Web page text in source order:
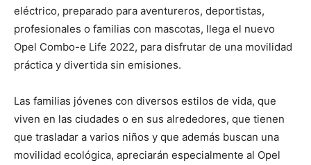
eléctrico, preparado para aventureros, deportistas,
profesionales o familias con mascotas, llega el nuevo
Opel Combo-e Life 2022, para disfrutar de una movilidad
práctica y divertida sin emisiones.
Las familias jóvenes con diversos estilos de vida, que
viven en las ciudades o en sus alrededores, que tienen
que trasladar a varios niños y que además buscan una
movilidad ecológica, apreciarán especialmente al Opel